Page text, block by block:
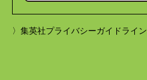
〉集英社プライバシーガイドライン